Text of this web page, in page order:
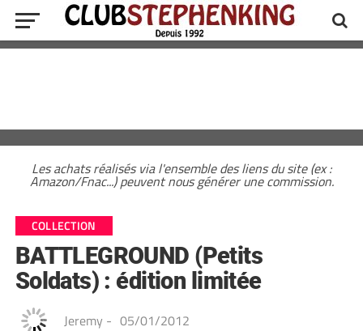
Les achats réalisés via l'ensemble des liens du site (ex :
Amazon/Fnac...) peuvent nous générer une commission.
COLLECTION
BATTLEGROUND (Petits
Soldats) : édition limitée
Jeremy - 05/01/2012